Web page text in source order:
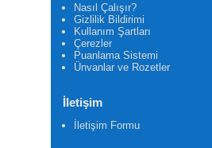
Nasıl Çalışır?
Gizlilik Bildirimi
Kullanım Şartları
Çerezler
Puanlama Sistemi
Ünvanlar ve Rozetler
İletişim
İletişim Formu